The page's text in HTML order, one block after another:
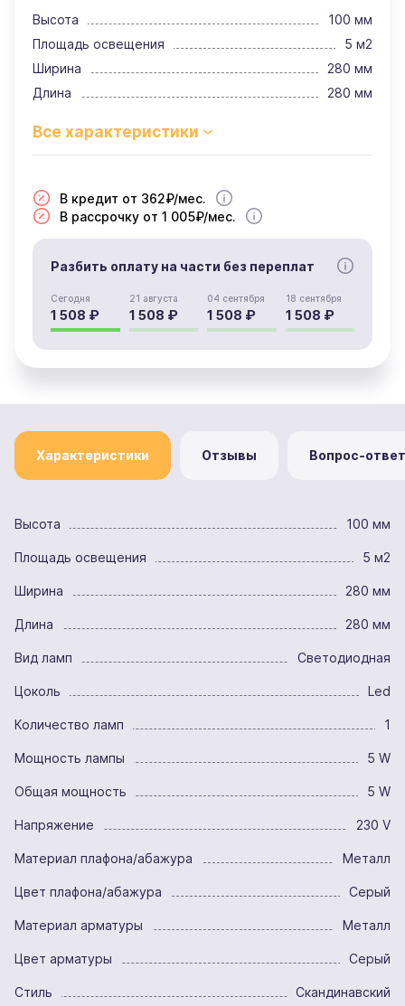
Высота
100 мм
Площадь освещения
5 м2
Ширина
280 мм
Длина
280 мм
В кредит от 362₽/мес.
В рассрочку от 1 005₽/мес.
Разбить оплату на части без переплат
Сегодня
1 508 ₽
21 августа
1 508 ₽
04 сентября
1 508 ₽
18 сентября
1 508 ₽
Характеристики Отзывы Вопрос-ответ
Высота 100 мм
Площадь освещения 5 м2
Ширина 280 мм
Длина 280 мм
Вид ламп Светодиодная
Цоколь Led
Количество ламп 1
Мощность лампы 5 W
Общая мощность 5 W
Напряжение 230 V
Материал плафона/абажура Металл
Цвет плафона/абажура Серый
Материал арматуры Металл
Цвет арматуры Серый
Стиль Скандинавский